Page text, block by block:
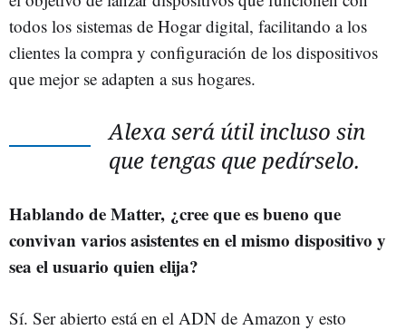
todos los sistemas de Hogar digital, facilitando a los
clientes la compra y configuración de los dispositivos
que mejor se adapten a sus hogares.
Alexa será útil incluso sin
que tengas que pedírselo.
Hablando de Matter, ¿cree que es bueno que
convivan varios asistentes en el mismo dispositivo y
sea el usuario quien elija?
Sí. Ser abierto está en el ADN de Amazon y esto